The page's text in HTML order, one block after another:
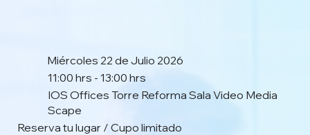
Miércoles 22 de Julio 2026
11:00 hrs - 13:00 hrs
IOS Offices Torre Reforma Sala Video Media
Scape
Reserva tu lugar / Cupo limitado